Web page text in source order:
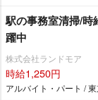
駅の事務室清掃/時
躍中
株式会社ランドモア
時給1,250円
アルバイト・パート /